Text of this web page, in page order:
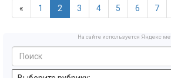
« 1 2 3 4 5 6 7
На сайте используется Яндекс